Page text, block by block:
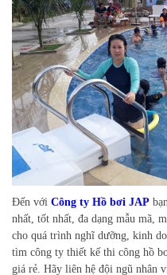
Đến với Công ty Hồ bơi JAP
nhất, tốt nhất, đa dạng mẫu mã,
cho quá trình nghĩ dưỡng, kinh
tìm công ty thiết kế thi công hồ
giá rẻ. Hãy liên hệ đội ngũ nhân